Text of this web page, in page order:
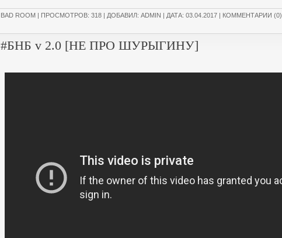
BAD ROOM | ПРОСМОТРОВ: 318 | ДОБАВИЛ: ADMIN | ДАТА: 03.04.2017 | КОММЕНТАРИИ (0)
#БНБ v 2.0 [НЕ ПРО ШУРЫГИНУ]